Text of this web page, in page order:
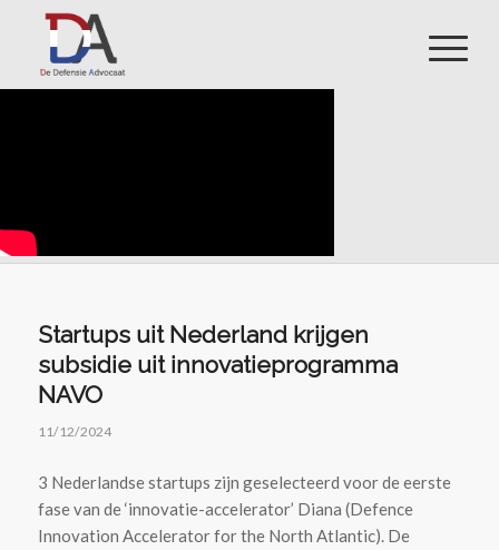
Startups uit Nederland krijgen
subsidie uit innovatieprogramma
NAVO
11/12/2024
3 Nederlandse startups zijn geselecteerd voor de eerste
fase van de ‘innovatie-accelerator’ Diana (Defence
Innovation Accelerator for the North Atlantic). De